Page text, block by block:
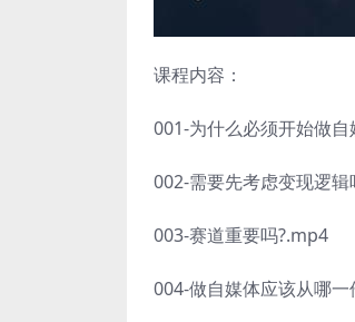
课程内容：
001-为什么必须开始做
002-需要先考虑变现逻
003-赛道重要吗?.mp4
004-做自媒体应该从哪